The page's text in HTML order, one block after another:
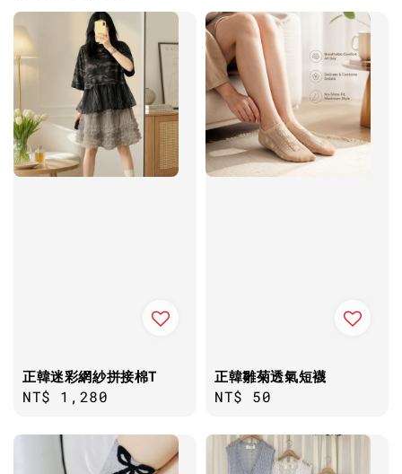
正韓迷彩網紗拼接棉T
Regular
NT$ 1,280
正韓雛菊透氣短襪
Regular
NT$ 50